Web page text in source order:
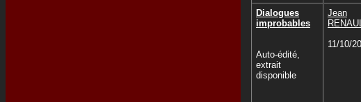
Dialogues
improbables
Auto-édité,
extrait
disponible
Jean
11/10/